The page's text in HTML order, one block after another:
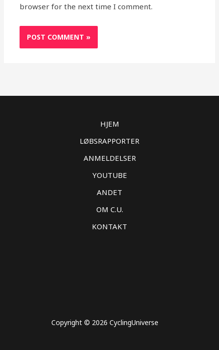
browser for the next time I comment.
HJEM
LØBSRAPPORTER
ANMELDELSER
YOUTUBE
ANDET
OM C.U.
KONTAKT
Copyright © 2026 CyclingUniverse